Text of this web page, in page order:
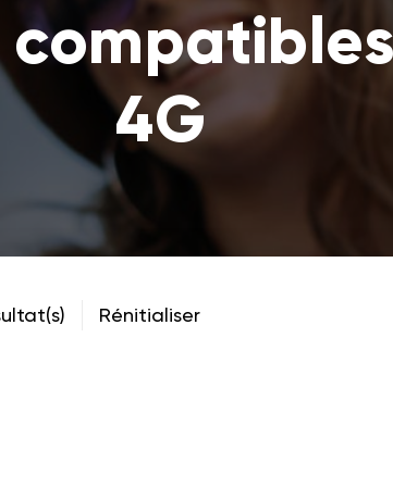
4G
Rénitialiser